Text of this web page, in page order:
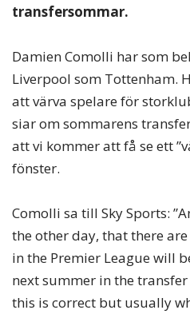
transfersommar.
Damien Comolli har som
Liverpool som Tottenham.
att värva spelare för
siar om sommarens
att vi kommer att få se ett
fönster.
Comolli sa till Sky Sports:
the other day, that there
in the Premier League will
next summer in the
this is correct but usually